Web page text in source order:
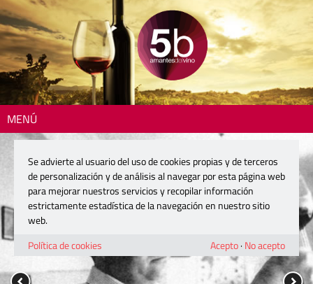
MENÚ
Se advierte al usuario del uso de cookies propias y de terceros
de personalización y de análisis al navegar por esta página web
para mejorar nuestros servicios y recopilar información
estrictamente estadística de la navegación en nuestro sitio
web.
Política de cookies
Acepto· No acepto